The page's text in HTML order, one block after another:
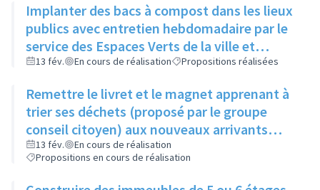
Implanter des bacs à compost dans les lieux
publics avec entretien hebdomadaire par le
service des Espaces Verts de la ville et
réutilisation du compost dans les ronds-
13 fév. En cours de réalisation Propositions réalisées
Remettre le livret et le magnet apprenant à
trier ses déchets (proposé par le groupe
conseil citoyen) aux nouveaux arrivants
dans le cadre de la visite de la ville
13 fév.
En cours de réalisation
Propositions en cours de réalisation